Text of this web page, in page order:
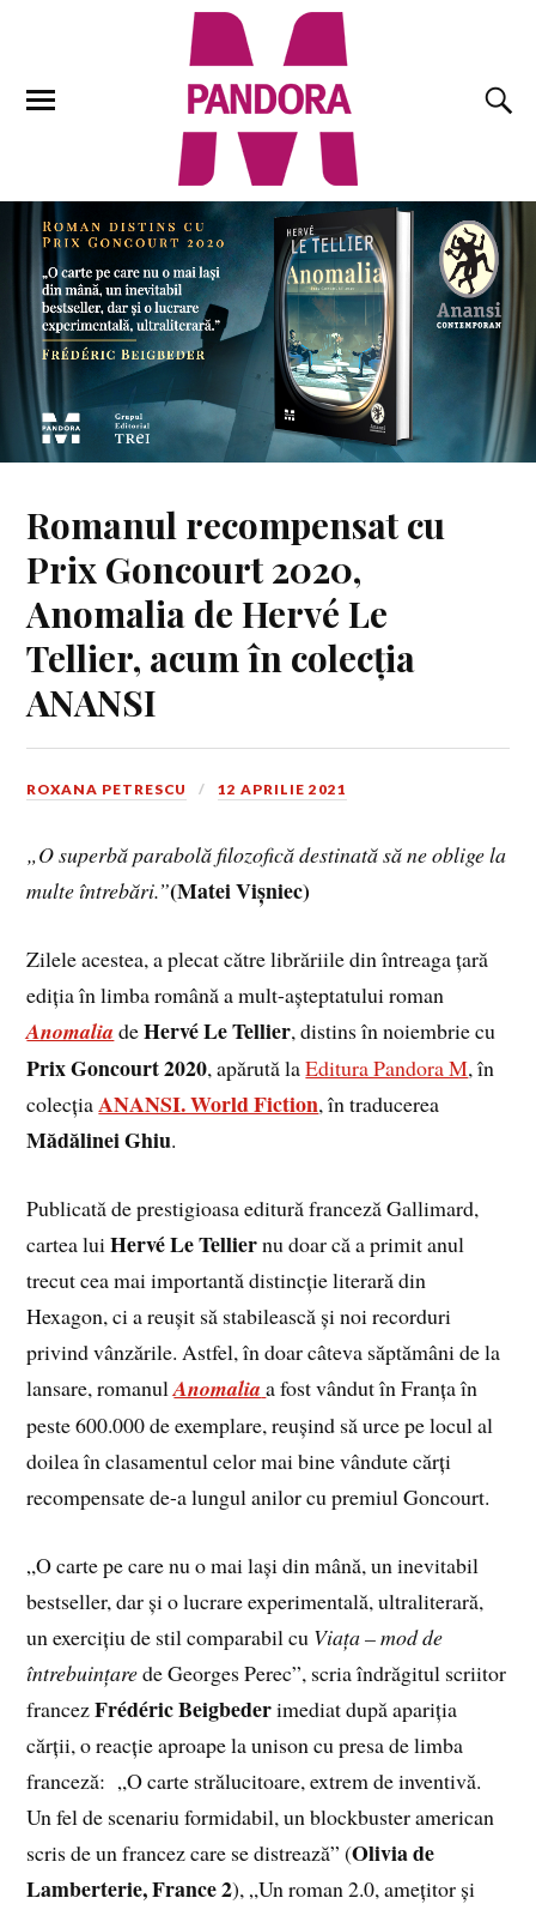
Romanul recompensat cu
Prix Goncourt 2020,
Anomalia de Hervé Le
Tellier, acum în colecția
ANANSI
ROXANA PETRESCU 12 APRILIE 2021
„O superbă parabolă filozofică destinată să ne oblige la
multe întrebări.”(Matei Vișniec)
Zilele acestea, a plecat către librăriile din întreaga țară
ediția în limba română a mult-așteptatului roman
Anomalia deHervé Le Tellier, distins în noiembrie cu
Prix Goncourt 2020, apărută laEditura Pandora M, în
colecțiaANANSI. World Fiction, în traducerea
Mădălinei Ghiu.
Publicată de prestigioasa editură franceză Gallimard,
cartea luiHervé Le Telliernu doar că a primit anul
trecut cea mai importantă distincție literară din
Hexagon, ci a reușit să stabilească și noi recorduri
privind vânzările. Astfel, în doar câteva săptămâni de la
lansare, romanulAnomalia a fost vândut în Franța în
peste 600.000 de exemplare, reușind să urce pe locul al
doilea în clasamentul celor mai bine vândute cărți
recompensate de-a lungul anilor cu premiul Goncourt.
„O carte pe care nu o mai lași din mână, un inevitabil
bestseller, dar și o lucrare experimentală, ultraliterară,
un exercițiu de stil comparabil cu Viața – mod de
întrebuințarede Georges Perec”, scria îndrăgitul scriitor
francezFrédéric Beigbederimediat după apariția
cărții, o reacție aproape la unison cu presa de limba
franceză: „O carte strălucitoare, extrem de inventivă.
Un fel de scenariu formidabil, un blockbuster american
scris de un francez care se distrează” (Olivia de
Lamberterie, France 2), „Un roman 2.0, amețitor și